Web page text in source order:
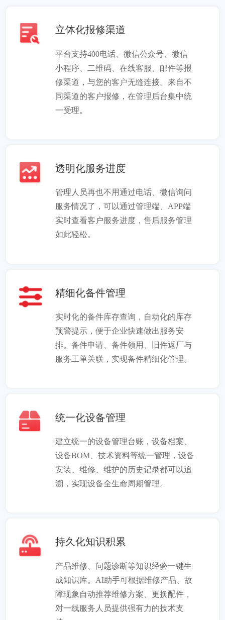
立体化报修渠道
平台支持400电话、微信公众号、微信
小程序、二维码、在线客服、邮件等报
修渠道，与您的客户无缝连接。来自不
同渠道的客户报修，在管理后台集中统
一受理。
透明化服务进度
管理人员再也不用通过电话、微信询问
服务情况了，可以通过管理端、APP端
实时查看客户服务进度，售后服务管理
如此轻松。
精细化备件管理
实时化的备件库存查询，自动化的库存
预警提示，便于企业快速做出服务安
排。备件申请、备件领用、旧件返厂与
服务工单关联，实现备件精细化管理。
统一化设备管理
建立统一的设备管理台账，设备档案、
设备BOM、技术资料等统一管理，设备
安装、维修、维护的历史记录都可以追
溯，实现设备全生命周期管理。
持久化知识积累
产品维修、问题诊断等知识经验一键生
成知识库。AI助手可根据维修产品、故
障现象自动推荐维修方案、更换配件，
对一线服务人员提供强有力的技术支